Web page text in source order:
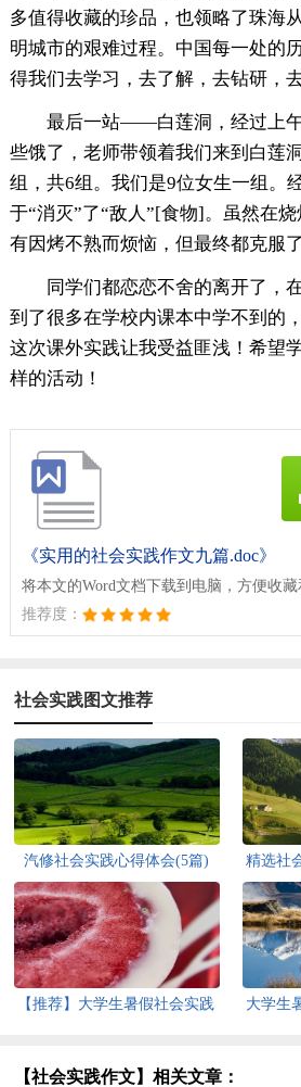
多值得收藏的珍品，也领略了珠海
明城市的艰难过程。中国每一处的
得我们去学习，去了解，去钻研，去
最后一站——白莲洞，经过上
些饿了，老师带领着我们来到白莲
组，共6组。我们是9位女生一组。
于“消灭”了“敌人”[食物]。虽然在
有因烤不熟而烦恼，但最终都克服了
同学们都恋恋不舍的离开了，
到了很多在学校内课本中学不到的
这次课外实践让我受益匪浅！希望
样的活动！
《实用的社会实践作文九篇.doc》
将本文的Word文档下载到电脑，方便收藏
推荐度：
社会实践图文推荐
汽修社会实践心得体会(5篇)
精选社
【推荐】大学生暑假社会实践
大学生
【社会实践作文】相关文章：